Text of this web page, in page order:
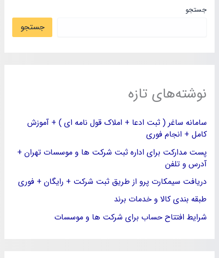
جستجو
جستجو
نوشته‌های تازه
سامانه ساغر ( ثبت ادعا + املاک قول نامه ای ) + آموزش
کامل + انجام فوری
پست مدارکت برای اداره ثبت شرکت ها و موسسات تهران +
آدرس و تلفن
دریافت سیمکارت پرو از طریق ثبت شرکت + رایگان + فوری
طبقه بندی کالا و خدمات برند
شرایط افتتاح حساب برای شرکت ها و موسسات